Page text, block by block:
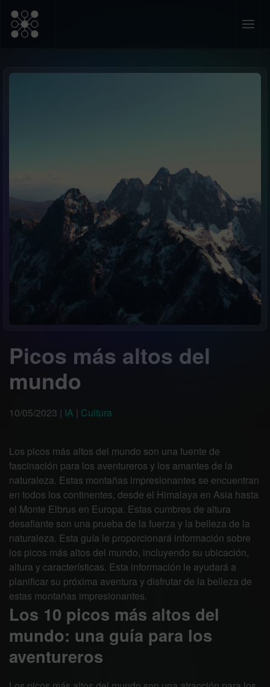
Picos más altos del
mundo
10/05/2023 | IA | Cultura
Los picos más altos del mundo son una fuente de
fascinación para los aventureros y los amantes de la
naturaleza. Estas montañas impresionantes se encuentran
en todos los continentes, desde el Himalaya en Asia hasta
el Monte Elbrus en Europa. Estas cumbres de altura
desafiante son una prueba de la fuerza y la belleza de la
naturaleza. Esta guía le proporcionará información sobre
los picos más altos del mundo, incluyendo su ubicación,
altura y características. Esta información le ayudará a
planificar su próxima aventura y disfrutar de la belleza de
estas montañas impresionantes.
Los 10 picos más altos del
mundo: una guía para los
aventureros